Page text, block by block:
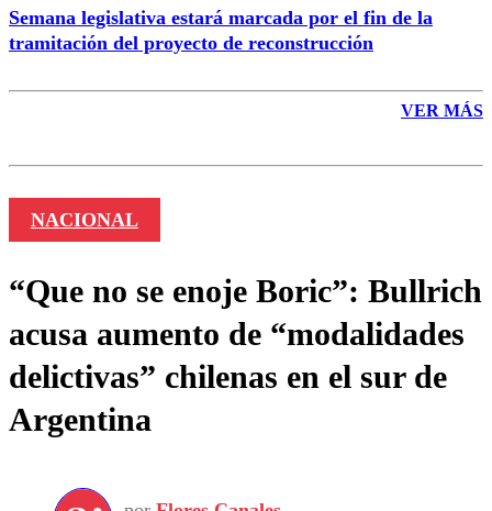
Semana legislativa estará marcada por el fin de la
tramitación del proyecto de reconstrucción
VER MÁS
NACIONAL
“Que no se enoje Boric”: Bullrich
acusa aumento de “modalidades
delictivas” chilenas en el sur de
Argentina